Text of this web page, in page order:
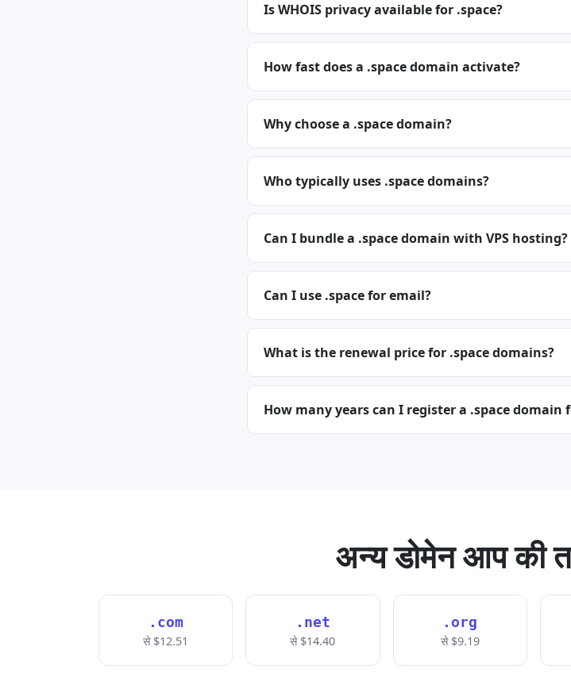
Is WHOIS privacy available for .space?
How fast does a .space domain activate?
Why choose a .space domain?
Who typically uses .space domains?
Can I bundle a .space domain with VPS hosting?
Can I use .space for email?
What is the renewal price for .space domains?
How many years can I register a .space domain
अन्य डोमेन आप की
.com
से $12.51
.net
से $14.40
.org
से $9.19